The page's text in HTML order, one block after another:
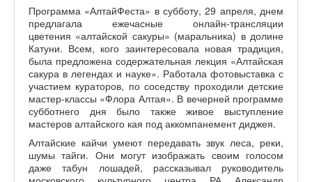
Программа «АлтайФеста» в субботу, 29 апреля, днем
предлагала ежечасные онлайн-трансляции
цветения «алтайской сакуры» (маральника) в долине
Катуни. Всем, кого заинтересовала новая традиция,
была предложена содержательная лекция «Алтайская
сакура в легендах и науке». Работала фотовыставка с
участием кураторов, по соседству проходили детские
мастер-классы «Флора Алтая». В вечерней программе
субботнего дня было также живое выступление
мастеров алтайского кая под аккомпанемент диджея.
Алтайские кайчи умеют передавать звук леса, реки,
шумы тайги. Они могут изображать своим голосом
даже табун лошадей, рассказывал руководитель